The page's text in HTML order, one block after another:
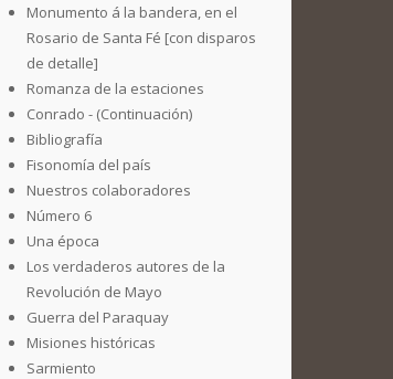
Monumento á la bandera, en el
Rosario de Santa Fé [con disparos
de detalle]
Romanza de la estaciones
Conrado - (Continuación)
Bibliografía
Fisonomía del país
Nuestros colaboradores
Número 6
Una época
Los verdaderos autores de la
Revolución de Mayo
Guerra del Paraquay
Misiones históricas
Sarmiento